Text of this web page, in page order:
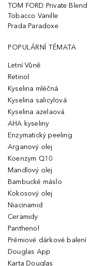
TOM FORD Private Blend
Tobacco Vanille
Prada Paradoxe
POPULÁRNÍ TÉMATA
Letní Vůně
Retinol
Kyselina mléčná
Kyselina salicylová
Kyselina azelaová
AHA kyseliny
Enzymatický peeling
Arganový olej
Koenzym Q10
Mandlový olej
Bambucké máslo
Kokosový olej
Niacinamid
Ceramidy
Panthenol
Prémiové dárkové balení
Douglas App
Karta Douglas